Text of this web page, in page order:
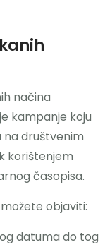
načina
kampanje koju
na društvenim
korištenjem
časopisa.
objaviti:
datuma do tog